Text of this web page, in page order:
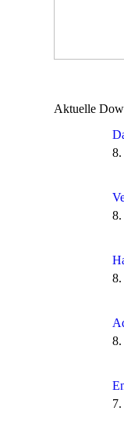
Aktuelle
8.
8.
8.
8.